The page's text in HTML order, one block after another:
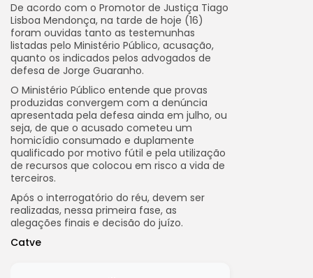
De acordo com o Promotor de Justiça Tiago
Lisboa Mendonça, na tarde de hoje (16)
foram ouvidas tanto as testemunhas
listadas pelo Ministério Público, acusação,
quanto os indicados pelos advogados de
defesa de Jorge Guaranho.
O Ministério Público entende que provas
produzidas convergem com a denúncia
apresentada pela defesa ainda em julho, ou
seja, de que o acusado cometeu um
homicídio consumado e duplamente
qualificado por motivo fútil e pela utilização
de recursos que colocou em risco a vida de
terceiros.
Após o interrogatório do réu, devem ser
realizadas, nessa primeira fase, as
alegações finais e decisão do juízo.
Catve